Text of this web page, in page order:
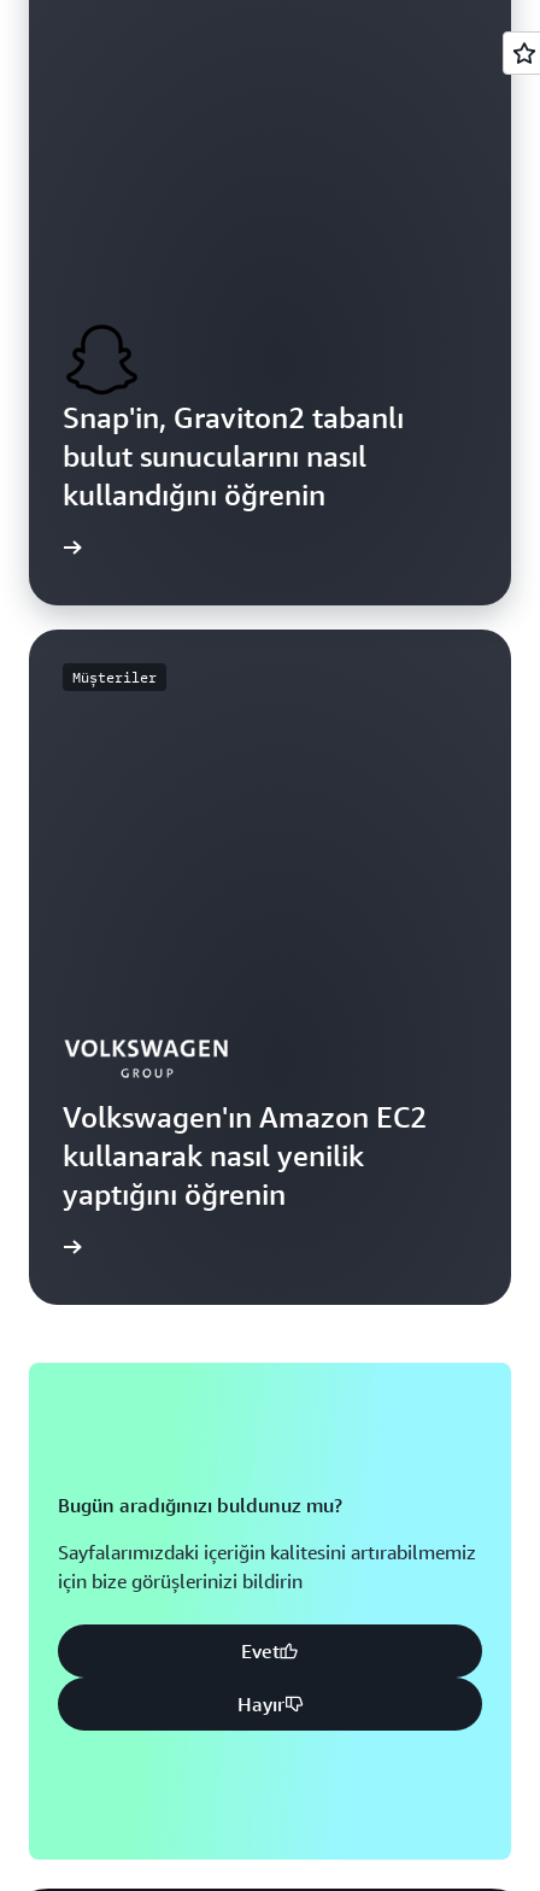
Snap'in, Graviton2 tabanlı
bulut sunucularını nasıl
kullandığını öğrenin
Müşteriler
Volkswagen'ın Amazon EC2
kullanarak nasıl yenilik
yaptığını öğrenin
Bugün aradığınızı buldunuz mu?
Sayfalarımızdaki içeriğin kalitesini artırabilmemiz
için bize görüşlerinizi bildirin
Evet
Hayır